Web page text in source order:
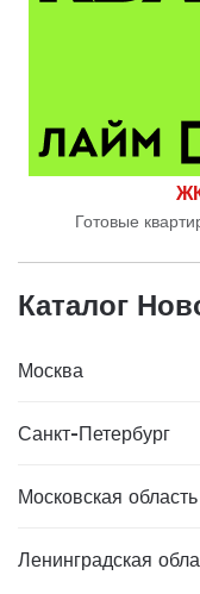
Готовые
Каталог
Москва
Санкт-Петербург
Московская область
Ленинградская